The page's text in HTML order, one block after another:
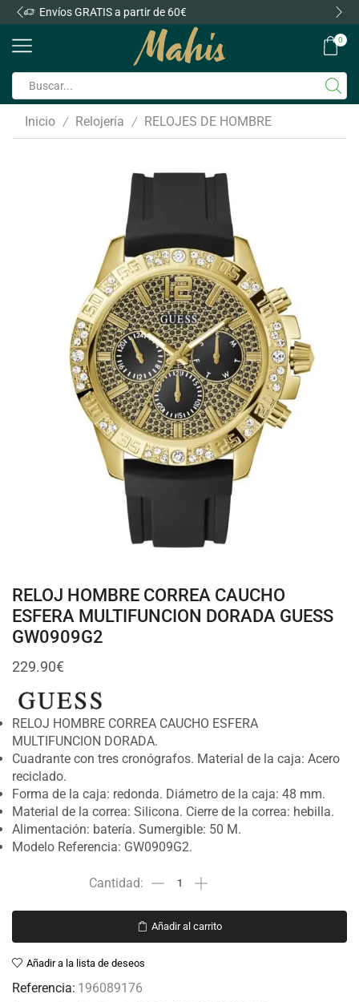
Envíos GRATIS a partir de 60€
0
Inicio / Relojería / RELOJES DE HOMBRE
RELOJ HOMBRE CORREA CAUCHO
ESFERA MULTIFUNCION DORADA GUESS
GW0909G2
229.90€
RELOJ HOMBRE CORREA CAUCHO ESFERA
MULTIFUNCION DORADA.
Cuadrante con tres cronógrafos. Material de la caja: Acero
reciclado.
Forma de la caja: redonda. Diámetro de la caja: 48 mm.
Material de la correa: Silicona. Cierre de la correa: hebilla.
Alimentación: batería. Sumergible: 50 M.
Modelo Referencia: GW0909G2.
Añadir al carrito
Añadir a la lista de deseos
Referencia: 196089176